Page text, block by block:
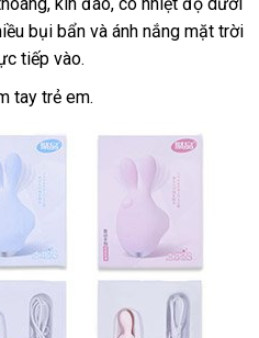
bụi bẩn lắp
và ánh nắng mặt trời
tiếp vào.
tay trẻ em.